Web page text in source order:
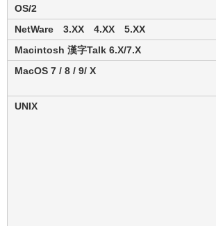
OS/2
NetWare 3.XX 4.XX 5.XX
Macintosh 漢字Talk 6.X/7.X
MacOS 7 / 8 / 9/ X
UNIX